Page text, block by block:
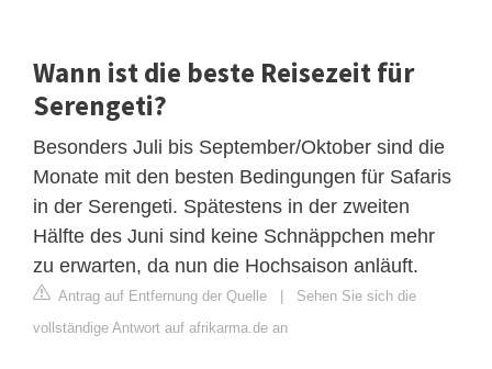
Wann ist die beste Reisezeit für
Serengeti?
Besonders Juli bis September/Oktober sind die
Monate mit den besten Bedingungen für Safaris
in der Serengeti. Spätestens in der zweiten
Hälfte des Juni sind keine Schnäppchen mehr
zu erwarten, da nun die Hochsaison anläuft.
Antrag auf Entfernung der Quelle
Sehen Sie sich die
vollständige Antwort auf afrikarma.de an